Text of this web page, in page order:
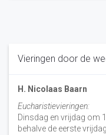
Vieringen door de
H. Nicolaas Baarn
Eucharistievieringen:
Dinsdag en vrijdag om
behalve de eerste